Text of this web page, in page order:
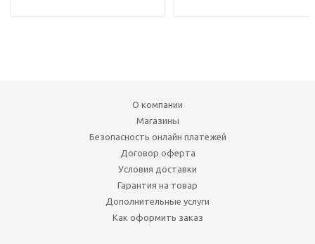
О компании
Магазины
Безопасность онлайн платежей
Договор оферта
Условия доставки
Гарантия на товар
Дополнительные услуги
Как оформить заказ